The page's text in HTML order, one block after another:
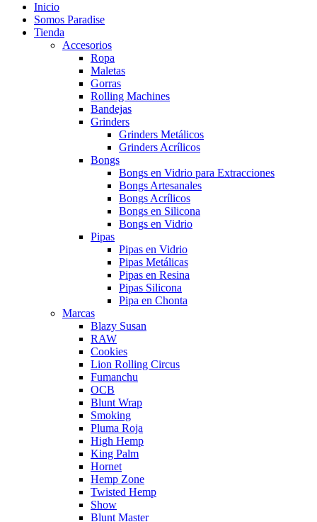
Inicio
Somos Paradise
Tienda
Accesorios
Ropa
Maletas
Gorras
Rolling Machines
Bandejas
Grinders
Grinders Metálicos
Grinders Acrílicos
Bongs
Bongs en Vidrio para Extracciones
Bongs Artesanales
Bongs Acrílicos
Bongs en Silicona
Bongs en Vidrio
Pipas
Pipas en Vidrio
Pipas Metálicas
Pipas en Resina
Pipas Silicona
Pipa en Chonta
Marcas
Blazy Susan
RAW
Cookies
Lion Rolling Circus
Fumanchu
OCB
Blunt Wrap
Smoking
Pluma Roja
High Hemp
King Palm
Hornet
Hemp Zone
Twisted Hemp
Show
Blunt Master